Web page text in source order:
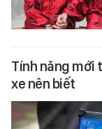
Tính năng mới
xe nên biết